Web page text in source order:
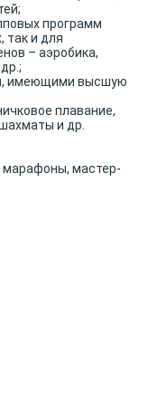
программ
так и для
– аэробика,
имеющими высшую
плавание,
и др.
марафоны, мастер-